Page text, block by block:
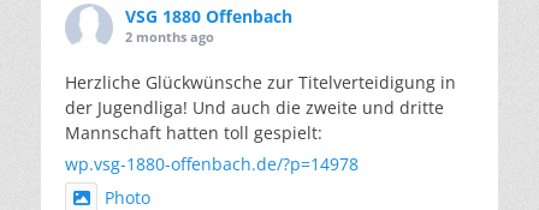
VSG 1880 Offenbach
2 months ago
Herzliche Glückwünsche zur Titelverteidigung in
der Jugendliga! Und auch die zweite und dritte
Mannschaft hatten toll gespielt:
wp.vsg-1880-offenbach.de/?p=14978
Photo